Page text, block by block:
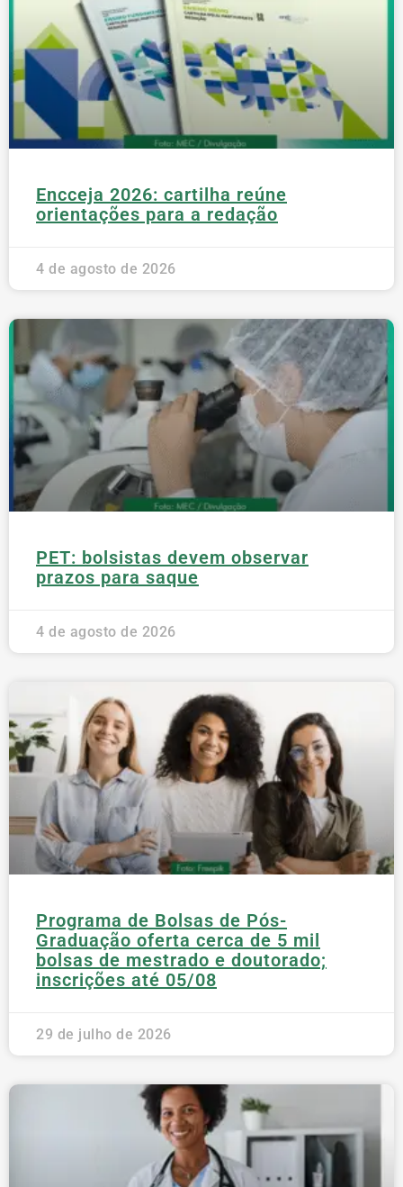
Encceja 2026: cartilha reúne
orientações para a redação
4 de agosto de 2026
PET: bolsistas devem observar
prazos para saque
4 de agosto de 2026
Programa de Bolsas de Pós-
Graduação oferta cerca de 5 mil
bolsas de mestrado e doutorado;
inscrições até 05/08
29 de julho de 2026